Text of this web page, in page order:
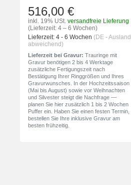
516,00 €
inkl. 19% USt. versandfreie Lieferung
(Lieferzeit: 4 – 6 Wochen)
Lieferzeit: 4 - 6 Wochen (DE - Ausland
abweichend)
Lieferzeit bei Gravur: Trauringe mit
Gravur benötigen 2 bis 4 Werktage
zusätzliche Fertigungszeit nach
Bestätigung Ihrer Ringgrößen und Ihres
Gravurwunsches. In der Hochzeitssaison
(Mai bis August) sowie vor Weihnachten
und Silvester steigt die Nachfrage —
planen Sie hier zusätzlich 1 bis 2 Wochen
Puffer ein. Haben Sie einen festen Termin,
bestellen Sie Ihre inklusive Gravur am
besten frühzeitig.